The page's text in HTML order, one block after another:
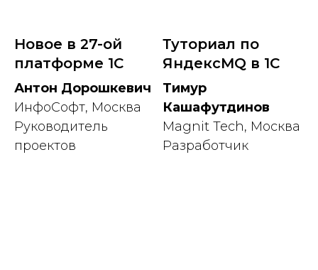
Новое в 27-ой
платформе 1С
Антон Дорошкевич
ИнфоСофт, Москва
Руководитель
проектов
Туториал по
ЯндексMQ в 1С
Тимур
Кашафутдинов
Magnit Tech, Москва
Разработчик